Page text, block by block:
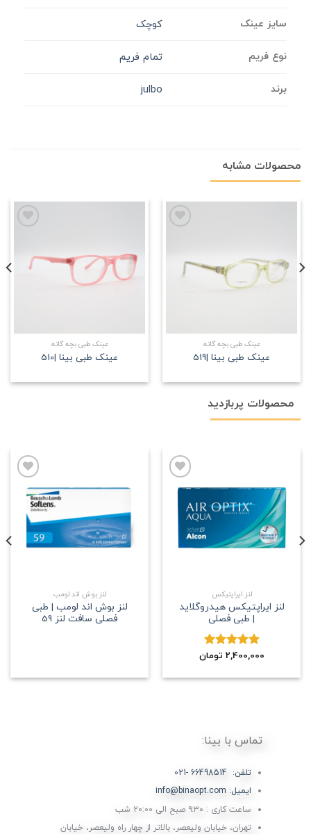
سایز عینک کوچک
نوع فریم تمام فریم
برند julbo
محصولات مشابه
مندی
عینک طبی بچه گانه
عینک طبی بینا |519
مندی
عینک طبی بچه گانه
عینک طبی بینا |510
محصولات پربازدید
مندی
لنز ایراپتیکس
لنز ایراپتیکس هیدروگلاید
| طبی فصلی
نمره5.002,400,000 تومان
علاقه
مندی
لنز بوش اند لومب
لنز بوش اند لومب | طبی
فصلی سافت لنز 59
تماس با بینا:
تلفن: 66498514 -021
ایمیل: info@binaopt.com
ساعت کاری : ۹:۳۰ صبح الی 20:00 شب
تهران، خیابان ولیعصر، بالاتر از چهار راه ولیعصر، خیابان